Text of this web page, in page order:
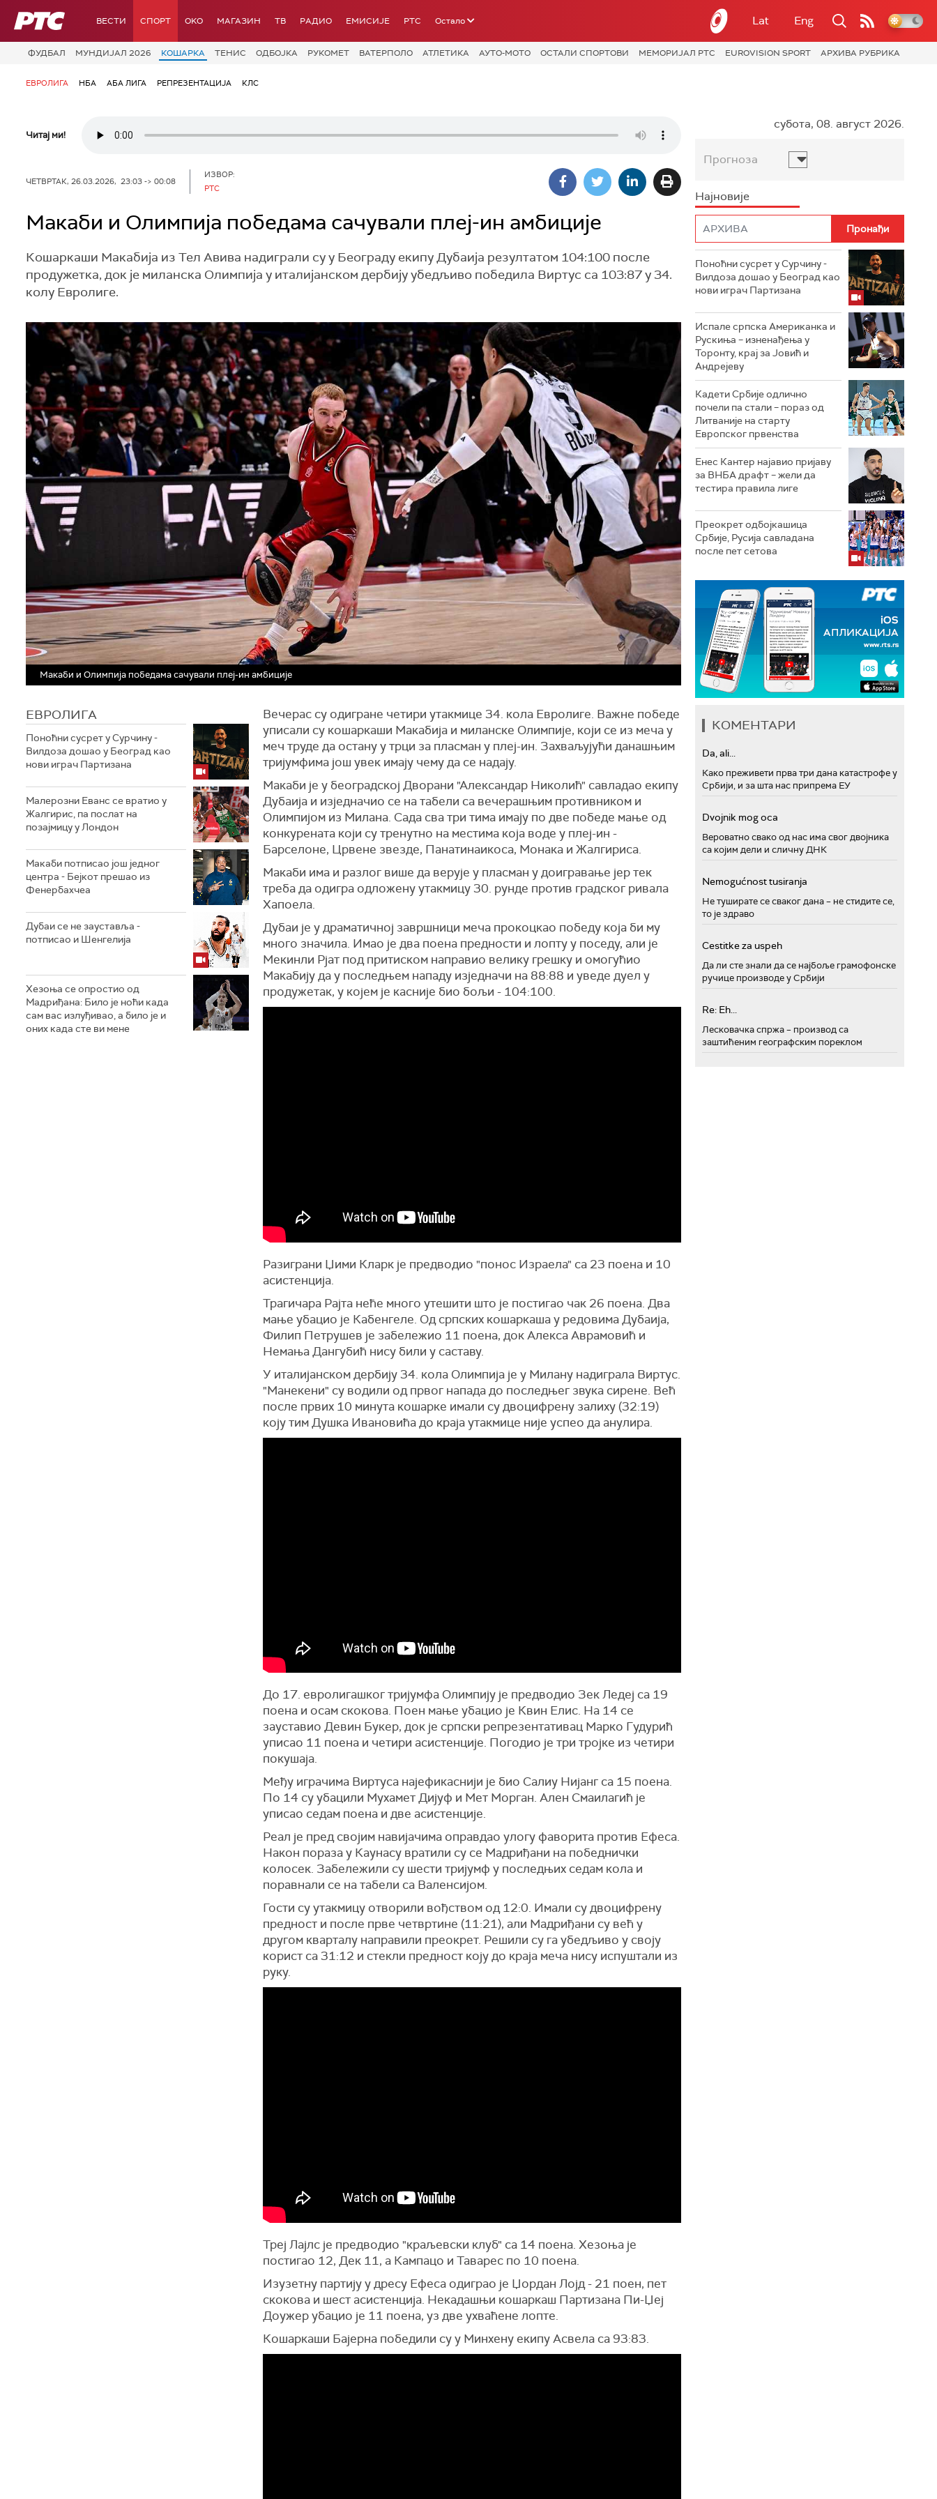
РТС ВЕСТИ СПОРТ OKO МАГАЗИН ТВ РАДИО ЕМИСИЈЕ РТС Остало Lat Eng
ФУДБАЛ МУНДИЈАЛ 2026 КОШАРКА ТЕНИС ОДБОЈКА РУКОМЕТ ВАТЕРПОЛО АТЛЕТИКА АУТО-МОТО ОСТАЛИ СПОРТОВИ МЕМОРИЈАЛ РТС EUROVISION SPORT АРХИВА РУБРИКА
ЕВРОЛИГА НБА АБА ЛИГА РЕПРЕЗЕНТАЦИЈА КЛС
Читај ми!
ЧЕТВРТАК, 26.03.2026, 23:03 -> 00:08
ИЗВОР:
РТС
Макаби и Олимпија победама сачували плеј-ин амбиције
Кошаркаши Макабија из Тел Авива надиграли су у Београду екипу Дубаија резултатом 104:100 после
продужетка, док је миланска Олимпија у италијанском дербију убедљиво победила Виртус са 103:87 у 34.
колу Евролиге.
Макаби и Олимпија победама сачували плеј-ин амбиције
ЕВРОЛИГА
Поноћни сусрет у Сурчину -
Вилдоза дошао у Београд као
нови играч Партизана
Малерозни Еванс се вратио у
Жалгирис, па послат на
позајмицу у Лондон
Макаби потписао још једног
центра - Бејкот прешао из
Фенербахчеа
Дубаи се не зауставља -
потписао и Шенгелија
Хезоња се опростио од
Мадриђана: Било је ноћи када
сам вас излуђивао, а било је и
оних када сте ви мене
Вечерас су одигране четири утакмице 34. кола Евролиге. Важне победе
уписали су кошаркаши Макабија и миланске Олимпије, који се из меча у
меч труде да остану у трци за пласман у плеј-ин. Захваљујући данашњим
тријумфима још увек имају чему да се надају.
Макаби је у београдској Дворани "Александар Николић" савладао екипу
Дубаија и изједначио се на табели са вечерашњим противником и
Олимпијом из Милана. Сада сва три тима имају по две победе мање од
конкурената који су тренутно на местима која воде у плеј-ин -
Барселоне, Црвене звезде, Панатинаикоса, Монака и Жалгириса.
Макаби има и разлог више да верује у пласман у доигравање јер тек
треба да одигра одложену утакмицу 30. рунде против градског ривала
Хапоела.
Дубаи је у драматичној завршници меча прокоцкао победу која би му
много значила. Имао је два поена предности и лопту у поседу, али је
Мекинли Рјат под притиском направио велику грешку и омогућио
Макабију да у последњем нападу изједначи на 88:88 и уведе дуел у
продужетак, у којем је касније био бољи - 104:100.
Разиграни Џими Кларк је предводио "понос Израела" са 23 поена и 10
асистенција.
Трагичара Рајта неће много утешити што је постигао чак 26 поена. Два
мање убацио је Кабенгеле. Од српских кошаркаша у редовима Дубаија,
Филип Петрушев је забележио 11 поена, док Алекса Аврамовић и
Немања Дангубић нису били у саставу.
У италијанском дербију 34. кола Олимпија је у Милану надиграла Виртус.
"Манекени" су водили од првог напада до последњег звука сирене. Већ
после првих 10 минута кошарке имали су двоцифрену залиху (32:19)
коју тим Душка Ивановића до краја утакмице није успео да анулира.
До 17. евролигашког тријумфа Олимпију је предводио Зек Ледеј са 19
поена и осам скокова. Поен мање убацио је Квин Елис. На 14 се
зауставио Девин Букер, док је српски репрезентативац Марко Гудурић
уписао 11 поена и четири асистенције. Погодио је три тројке из четири
покушаја.
Међу играчима Виртуса најефикаснији је био Салиу Нијанг са 15 поена.
По 14 су убацили Мухамет Дијуф и Мет Морган. Ален Смаилагић је
уписао седам поена и две асистенције.
Реал је пред својим навијачима оправдао улогу фаворита против Ефеса.
Након пораза у Каунасу вратили су се Мадриђани на победнички
колосек. Забележили су шести тријумф у последњих седам кола и
поравнали се на табели са Валенсијом.
Гости су утакмицу отворили вођством од 12:0. Имали су двоцифрену
предност и после прве четвртине (11:21), али Мадриђани су већ у
другом кварталу направили преокрет. Решили су га убедљиво у своју
корист са 31:12 и стекли предност коју до краја меча нису испуштали из
руку.
Треј Лајлс је предводио "краљевски клуб" са 14 поена. Хезоња је
постигао 12, Дек 11, а Кампацо и Таварес по 10 поена.
Изузетну партију у дресу Ефеса одиграо је Џордан Лојд - 21 поен, пет
скокова и шест асистенција. Некадашњи кошаркаш Партизана Пи-Џеј
Доужер убацио је 11 поена, уз две ухваћене лопте.
Кошаркаши Бајерна победили су у Минхену екипу Асвела са 93:83.
субота, 08. август 2026.
Прогноза
Најновије
Поноћни сусрет у Сурчину -
Вилдоза дошао у Београд као
нови играч Партизана
Испале српска Американка и
Рускиња – изненађења у
Торонту, крај за Јовић и
Андрејеву
Кадети Србије одлично
почели па стали – пораз од
Литваније на старту
Европског првенства
Енес Кантер најавио пријаву
за ВНБА драфт – жели да
тестира правила лиге
Преокрет одбојкашица
Србије, Русија савладана
после пет сетова
КОМЕНТАРИ
Da, ali...
Како преживети прва три дана катастрофе у
Србији, и за шта нас припрема ЕУ
Dvojnik mog oca
Вероватно свако од нас има свог двојника
са којим дели и сличну ДНК
Nemogućnost tusiranja
Не туширате се сваког дана – не стидите се,
то је здраво
Cestitke za uspeh
Да ли сте знали да се најбоље грамофонске
ручице производе у Србији
Re: Eh...
Лесковачка спржа – производ са
заштићеним географским пореклом